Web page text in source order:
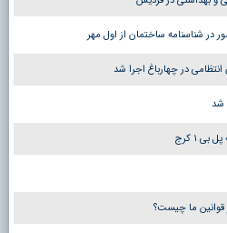
در شناسنامه ساختمان از اول مهر
در چهارباغ اجرا شد
شد
۱ کرج
ما چیست؟